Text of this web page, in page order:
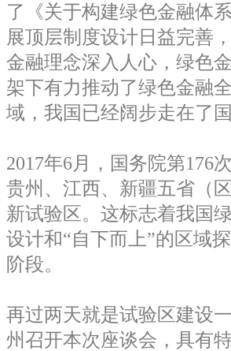
了《关于构建绿色金融体
展顶层制度设计日益完善
金融理念深入人心，绿色
架下有力推动了绿色金融
域，我国已经阔步走在了
2017年6月，国务院第176
贵州、江西、新疆五省（
新试验区。这标志着我国
设计和“自下而上”的区域
阶段。
再过两天就是试验区建设
州召开本次座谈会，具有